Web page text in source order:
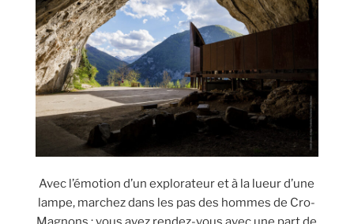
Avec l’émotion d’un explorateur et à la lueur d’une
lampe, marchez dans les pas des hommes de Cro-